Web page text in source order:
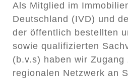
Als Mitglied im
Deutschland (IVD) und
der öffentlich bestellten
sowie qualifizierten
(b.v.s) haben wir Zugang
regionalen Netzwerk an